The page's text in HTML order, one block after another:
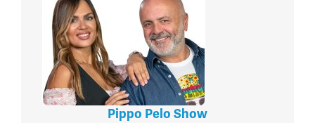
Pippo Pelo Show